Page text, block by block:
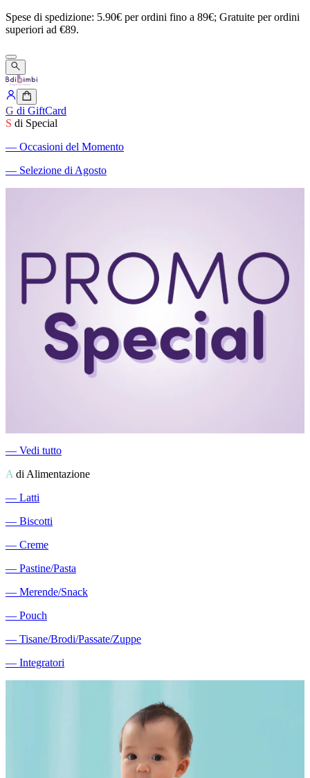
Spese di spedizione: 5.90€ perordini fino a 89€; Gratuite perordini
superiori ad €89.
G di GiftCard
S di Special
― Occasioni del Momento
― Selezione di Agosto
― Vedi tutto
A di Alimentazione
― Latti
― Biscotti
― Creme
― Pastine/Pasta
― Merende/Snack
― Pouch
― Tisane/Brodi/Passate/Zuppe
― Integratori